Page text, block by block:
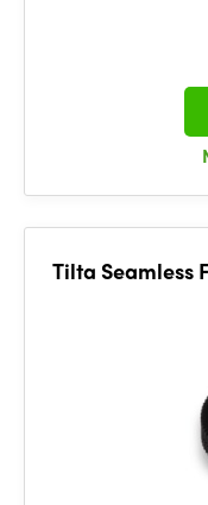
Tilta Seamless